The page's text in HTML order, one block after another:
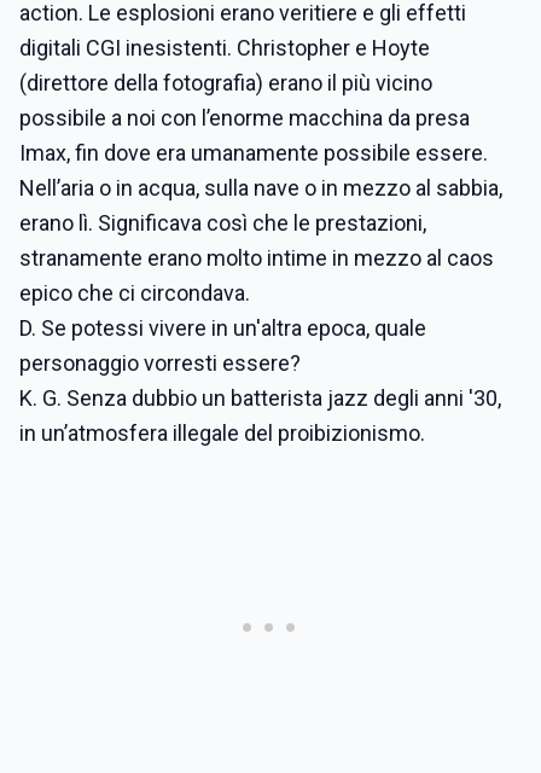
action. Le esplosioni erano veritiere e gli effetti
digitali CGI inesistenti. Christopher e Hoyte
(direttore della fotografia) erano il più vicino
possibile a noi con l’enorme macchina da presa
Imax, fin dove era umanamente possibile essere.
Nell’aria o in acqua, sulla nave o in mezzo al sabbia,
erano lì. Significava così che le prestazioni,
stranamente erano molto intime in mezzo al caos
epico che ci circondava.
D. Se potessi vivere in un'altra epoca, quale
personaggio vorresti essere?
K. G. Senza dubbio un batterista jazz degli anni '30,
in un’atmosfera illegale del proibizionismo.